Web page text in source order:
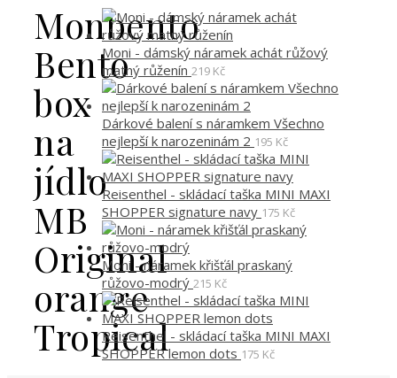
Monbento
Bento
box
na
jídlo
MB
Original
orange
Tropical
Moni - dámský náramek achát růžový
matný růženín 219 Kč
Dárkové balení s náramkem Všechno
nejlepší k narozeninám 2 195 Kč
Reisenthel - skládací taška MINI MAXI
SHOPPER signature navy 175 Kč
Moni - náramek křišťál praskaný
růžovo-modrý 215 Kč
Reisenthel - skládací taška MINI MAXI
SHOPPER lemon dots 175 Kč